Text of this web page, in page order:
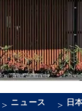
> ニュース >